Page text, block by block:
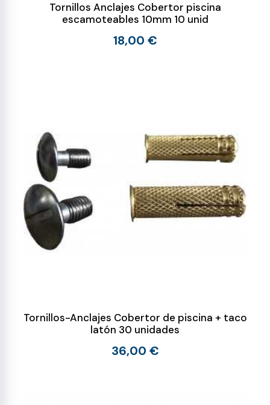
Tornillos Anclajes Cobertor piscina
escamoteables 10mm 10 unid
18,00 €
Tornillos-Anclajes Cobertor de piscina + taco
latón 30 unidades
36,00 €